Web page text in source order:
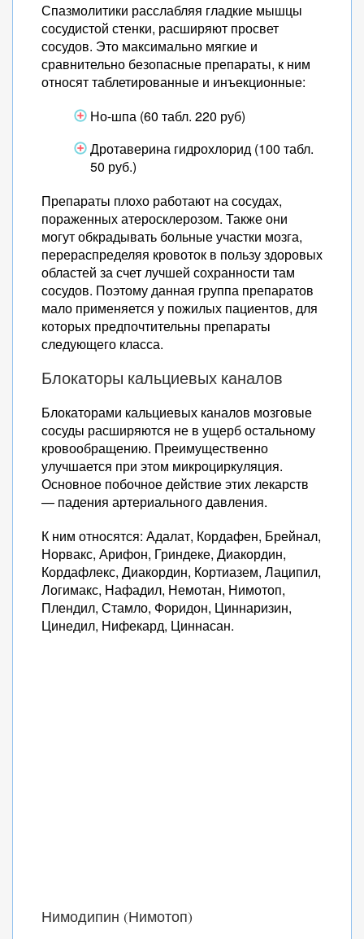
Спазмолитики расслабляя гладкие мышцы
сосудистой стенки, расширяют просвет
сосудов. Это максимально мягкие и
сравнительно безопасные препараты, к ним
относят таблетированные и инъекционные:
Но-шпа (60 табл. 220 руб)
Дротаверина гидрохлорид (100 табл.
50 руб.)
Препараты плохо работают на сосудах,
пораженных атеросклерозом. Также они
могут обкрадывать больные участки мозга,
перераспределяя кровоток в пользу здоровых
областей за счет лучшей сохранности там
сосудов. Поэтому данная группа препаратов
мало применяется у пожилых пациентов, для
которых предпочтительны препараты
следующего класса.
Блокаторы кальциевых каналов
Блокаторами кальциевых каналов мозговые
сосуды расширяются не в ущерб остальному
кровообращению. Преимущественно
улучшается при этом микроциркуляция.
Основное побочное действие этих лекарств
— падения артериального давления.
К ним относятся: Адалат, Кордафен, Брейнал,
Норвакс, Арифон, Гриндеке, Диакордин,
Кордафлекс, Диакордин, Кортиазем, Лаципил,
Логимакс, Нафадил, Немотан, Нимотоп,
Плендил, Стамло, Форидон, Циннаризин,
Цинедил, Нифекард, Циннасан.
Нимодипин (Нимотоп)